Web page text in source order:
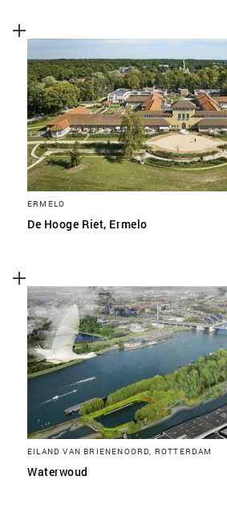
ERMELO
De Hooge Riet, Ermelo
EILAND VAN BRIENENOORD, ROTTERDAM
Waterwoud